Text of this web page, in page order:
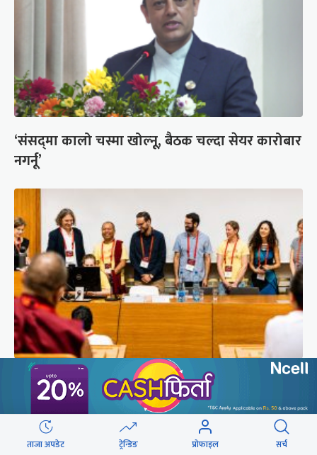
‘संसद्‍मा कालो चस्मा खोल्नू, बैठक चल्दा सेयर कारोबार
नगर्नू’
सुरक्षा रिपोर्ट : प्राज्ञिक आवरणमा तिब्बत पक्षीय भाष्य
निर्माणको योजना
ताजा अपडेट ट्रेन्डिङ प्रोफाइल सर्च